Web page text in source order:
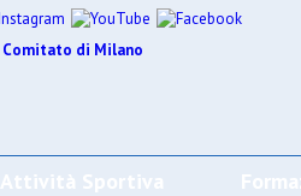
Attività Sportiva